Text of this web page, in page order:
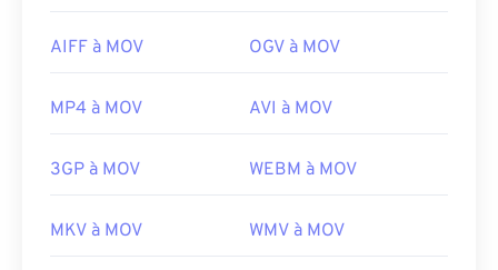
AIFF à MOV OGV à MOV
MP4 à MOV AVI à MOV
3GP à MOV WEBM à MOV
MKV à MOV WMV à MOV